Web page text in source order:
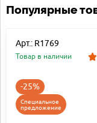
Популярные
Арт.: R1769
Товар в наличии
-25%
Специальное
предложение